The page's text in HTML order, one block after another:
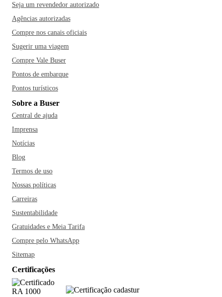
Seja um revendedor autorizado
Agências autorizadas
Compre nos canais oficiais
Sugerir uma viagem
Compre Vale Buser
Pontos de embarque
Pontos turísticos
Sobre a Buser
Central de ajuda
Imprensa
Notícias
Blog
Termos de uso
Nossas políticas
Carreiras
Sustentabilidade
Gratuidades e Meia Tarifa
Compre pelo WhatsApp
Sitemap
Certificações